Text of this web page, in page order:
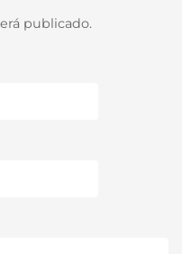
publicado.